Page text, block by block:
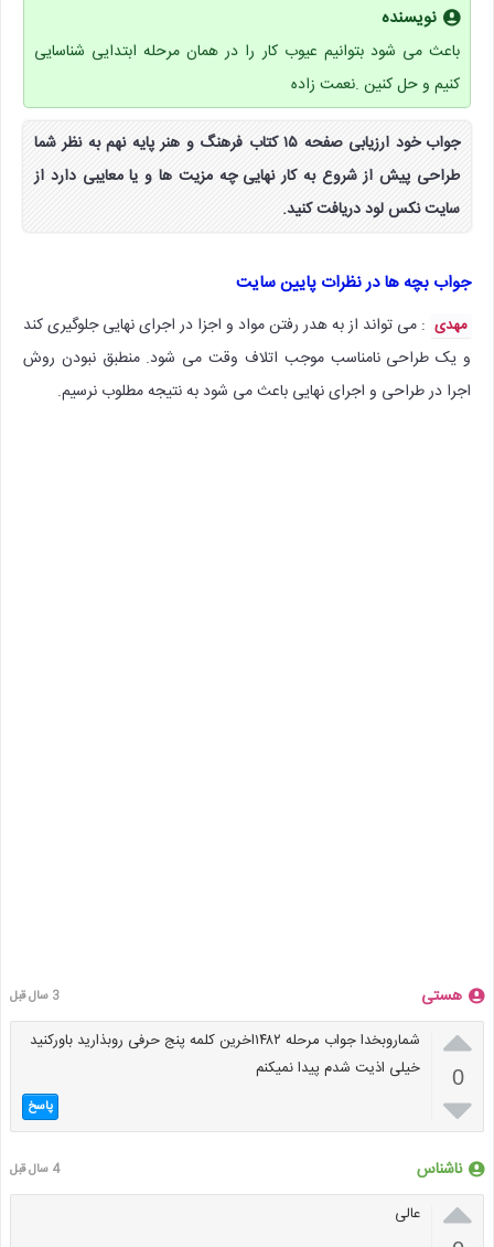
نویسنده
باعث می شود بتوانیم عیوب کار را در همان مرحله ابتدایی شناسایی
کنیم و حل کنین .نعمت زاده
جواب خود ارزیابی صفحه ۱۵ کتاب فرهنگ و هنر پایه نهم به نظر شما
طراحی پیش از شروع به کار نهایی چه مزیت ها و یا معایبی دارد از
سایت نکس لود دریافت کنید.
جواب بچه ها در نظرات پایین سایت
مهدی : می تواند از به هدر رفتن مواد و اجزا در اجرای نهایی جلوگیری کند
و یک طراحی نامناسب موجب اتلاف وقت می شود. منطبق نبودن روش
اجرا در طراحی و اجرای نهایی باعث می شود به نتیجه مطلوب نرسیم.
هستی 3 سال قبل

0

شماروبخدا جواب مرحله ۱۴۸۲اخرین کلمه پنج حرفی روبذارید باورکنید
خیلی اذیت شدم پیدا نمیکنم
پاسخ
ناشناس 4 سال قبل
 عالی